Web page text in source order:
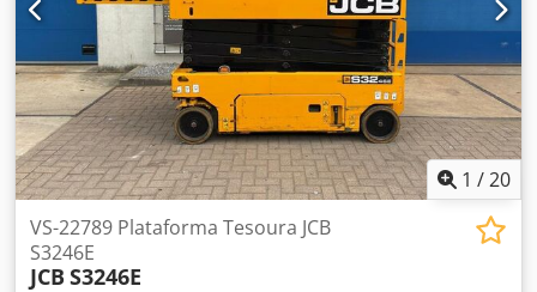
1 /20
VS-22789 Plataforma Tesoura JCB
S3246E
JCB S3246E